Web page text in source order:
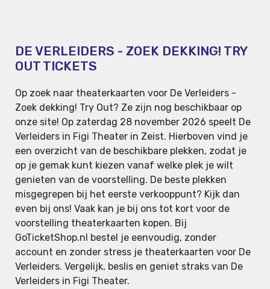
DE VERLEIDERS - ZOEK DEKKING! TRY
OUT TICKETS
Op zoek naar theaterkaarten voor De Verleiders -
Zoek dekking! Try Out? Ze zijn nog beschikbaar op
onze site! Op zaterdag 28 november 2026 speelt De
Verleiders in Figi Theater in Zeist. Hierboven vind je
een overzicht van de beschikbare plekken, zodat je
op je gemak kunt kiezen vanaf welke plek je wilt
genieten van de voorstelling. De beste plekken
misgegrepen bij het eerste verkooppunt? Kijk dan
even bij ons! Vaak kan je bij ons tot kort voor de
voorstelling theaterkaarten kopen. Bij
GoTicketShop.nl bestel je eenvoudig, zonder
account en zonder stress je theaterkaarten voor De
Verleiders. Vergelijk, beslis en geniet straks van De
Verleiders in Figi Theater.